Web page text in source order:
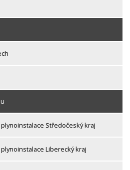
Středočeský kraj
Liberecký kraj